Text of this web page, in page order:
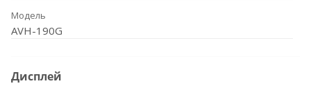
Модель
AVH-190G
Дисплей